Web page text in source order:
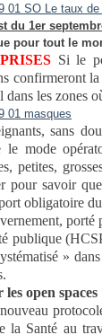
du 1er
pour tout le
Si le
confirmeront
dans les zones
sans
le mode
petites,
pour savoir
obligatoire
porté
publique
»
open spaces
la Santé au